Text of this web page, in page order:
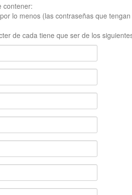
contener:
lo menos (las contraseñas que
de cada tiene que ser de los